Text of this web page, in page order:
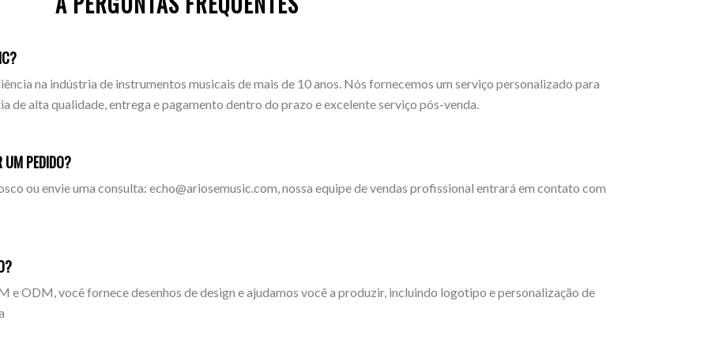
na indústria de instrumentos musicais de mais de 10 anos. Nós fornecemos um serviço personalizado para
de alta qualidade, entrega e pagamento dentro do prazo e excelente serviço pós-venda.
UM PEDIDO?
ou envie uma consulta: echo@ariosemusic.com, nossa equipe de vendas profissional entrará em contato com
e ODM, você fornece desenhos de design e ajudamos você a produzir, incluindo logotipo e personalização de